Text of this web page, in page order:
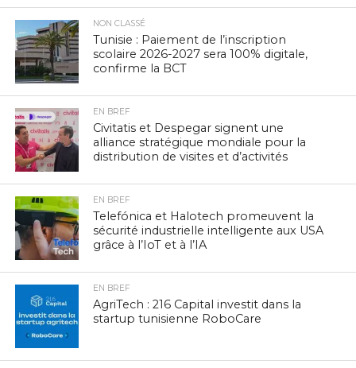
NON CLASSÉ
Tunisie : Paiement de l’inscription
scolaire 2026-2027 sera 100% digitale,
confirme la BCT
EN BREF
Civitatis et Despegar signent une
alliance stratégique mondiale pour la
distribution de visites et d’activités
EN BREF
Telefónica et Halotech promeuvent la
sécurité industrielle intelligente aux USA
grâce à l’IoT et à l’IA
EN BREF
AgriTech : 216 Capital investit dans la
startup tunisienne RoboCare